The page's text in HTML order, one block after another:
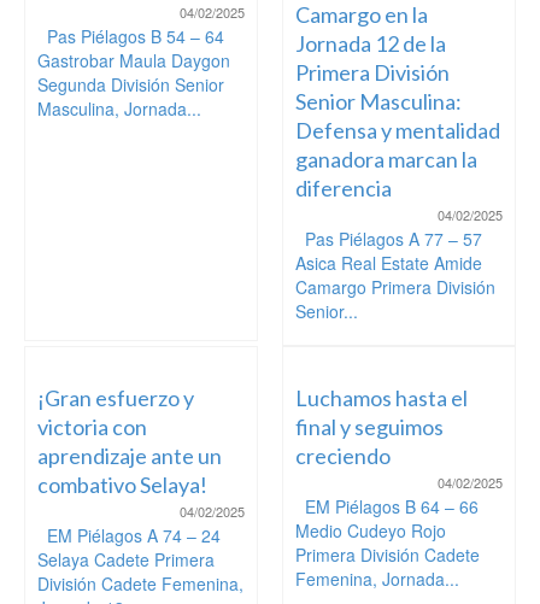
04/02/2025
Pas Piélagos B 54 – 64
Gastrobar Maula Daygon
Segunda División Senior
Masculina, Jornada...
Camargo en la
Jornada 12 de la
Primera División
Senior Masculina:
Defensa y mentalidad
ganadora marcan la
diferencia
04/02/2025
Pas Piélagos A 77 – 57
Asica Real Estate Amide
Camargo Primera División
Senior...
¡Gran esfuerzo y
victoria con
aprendizaje ante un
combativo Selaya!
04/02/2025
EM Piélagos A 74 – 24
Selaya Cadete Primera
División Cadete Femenina,
Luchamos hasta el
final y seguimos
creciendo
04/02/2025
EM Piélagos B 64 – 66
Medio Cudeyo Rojo
Primera División Cadete
Femenina, Jornada...